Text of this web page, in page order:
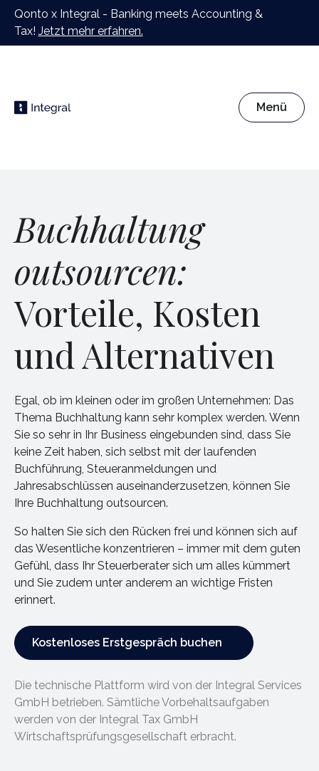
Qonto x Integral - Banking meets Accounting &
Tax! Jetzt mehr erfahren.
Menü
Buchhaltung
outsourcen:
Vorteile, Kosten
und Alternativen
Egal, ob im kleinen oder im großen Unternehmen: Das
Thema Buchhaltung kann sehr komplex werden. Wenn
Sie so sehr in Ihr Business eingebunden sind, dass Sie
keine Zeit haben, sich selbst mit der laufenden
Buchführung, Steueranmeldungen und
Jahresabschlüssen auseinanderzusetzen, können Sie
Ihre Buchhaltung outsourcen.
So halten Sie sich den Rücken frei und können sich auf
das Wesentliche konzentrieren – immer mit dem guten
Gefühl, dass Ihr Steuerberater sich um alles kümmert
und Sie zudem unter anderem an wichtige Fristen
erinnert.
Kostenloses Erstgespräch buchen
Kostenloses Erstgespräch buchen
Die technische Plattform wird von der Integral Services
GmbH betrieben. Sämtliche Vorbehaltsaufgaben
werden von der Integral Tax GmbH
Wirtschaftsprüfungsgesellschaft erbracht.